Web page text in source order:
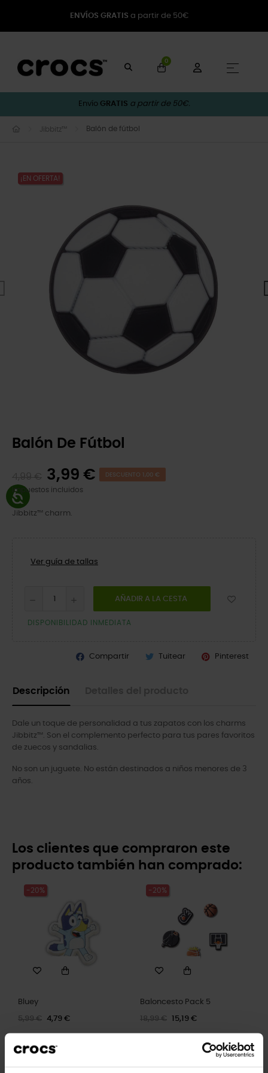
ENVÍOS GRATIS a partir de 50€
0
☰
Envío GRATIS a partir de 50€.
Jibbitz™ Balón de fútbol
¡EN OFERTA!
Balón De Fútbol
3,99 € DESCUENTO 1,00 €
Impuestos incluidos
Jibbitz™ charm.
Ver guía de tallas
AÑADIR A LA CESTA
DISPONIBILIDAD INMEDIATA
Compartir Tuitear Pinterest
Descripción
Dale un toque de personalidad a tus zapatos con los charms
Jibbitz™. Son el complemento perfecto para tus pares favoritos
de zuecos y sandalias.
No son un juguete. No están destinados a niños menores de 3
años.
Los clientes que compraron este
producto también han comprado:
-20%
Bluey
5,99 € 4,79 €
-20%
Baloncesto Pack 5
18,99 € 15,19 €